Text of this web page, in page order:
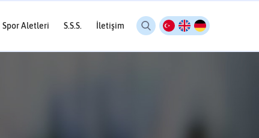
Spor Aletleri S.S.S. İletişim